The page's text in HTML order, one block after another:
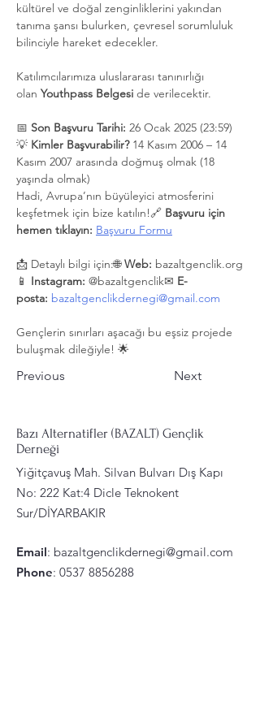
kültürel ve doğal zenginliklerini yakından
tanıma şansı bulurken, çevresel sorumluluk
bilinciyle hareket edecekler.
Katılımcılarımıza uluslararası tanınırlığı
olan Youthpass Belgesi de verilecektir.
📅 Son Başvuru Tarihi: 26 Ocak 2025 (23:59)
💡 Kimler Başvurabilir? 14 Kasım 2006 – 14
Kasım 2007 arasında doğmuş olmak (18
yaşında olmak)
Hadi, Avrupa’nın büyüleyici atmosferini
keşfetmek için bize katılın!🔗 Başvuru için
hemen tıklayın: Başvuru Formu
📩 Detaylı bilgi için:🌐 Web: bazaltgenclik.org
📱 Instagram: @bazaltgenclik✉ E-
posta: bazaltgenclikdernegi@gmail.com
Gençlerin sınırları aşacağı bu eşsiz projede
buluşmak dileğiyle! 🌟
Previous Next
Bazı Alternatifler (BAZALT) Gençlik
Derneği
Yiğitçavuş Mah. Silvan Bulvarı Dış Kapı
No: 222 Kat:4 Dicle Teknokent
Sur/DİYARBAKIR
Email: bazaltgenclikdernegi@gmail.com
Phone: 0537 8856288